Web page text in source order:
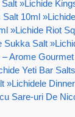
»Lichide
Salt 10ml »
»Lichide Riot
Sukka Salt »
Arome
Yeti Bar
»Lichidele
Sare-uri De